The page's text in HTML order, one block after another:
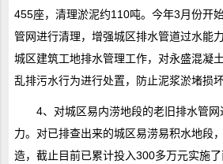
455座，清理淤泥约110吨。今年3月份开
管网进行清理，增强城区排水管道过水能
城区建筑工地排水管理工作，对永盛混凝
乱排污水行为进行处置，防止泥浆淤堵损
4、对城区易内涝地段的老旧排水管
力。对已排查出来的城区易涝易积水地段
造，截止目前已累计投入300多万元实施